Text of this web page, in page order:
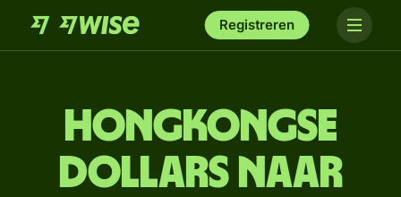
Registreren
Hongkongse
dollars naar